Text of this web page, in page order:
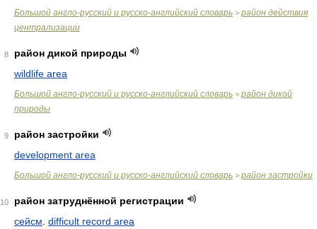
Большой англо-русский и русско-английский словарь > район действия
централизации
8
район дикой природы
wildlife area
Большой англо-русский и русско-английский словарь > район дикой
природы
9
район застройки
development area
Большой англо-русский и русско-английский словарь > район застройки
10
район затруднённой регистрации
сейсм difficult record area